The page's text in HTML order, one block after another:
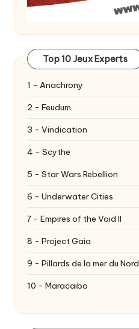
Top 10 Jeux Experts
1 - Anachrony
2 - Feudum
3 - Vindication
4 - Scythe
5 - Star Wars Rebellion
6 - Underwater Cities
7 - Empires of the Void II
8 - Project Gaia
9 - Pillards de la mer du Nord
10 - Maracaibo